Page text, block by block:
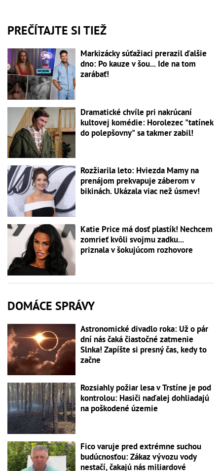
PREČÍTAJTE SI TIEŽ
Markizácky súťažiaci prerazil ďalšie
dno: Po kauze v šou... Ide na tom
zarábať!
Dramatické chvíle pri nakrúcaní
kultovej komédie: Horolezec "tatínek
do polepšovny" sa takmer zabil!
Rozžiarila leto: Hviezda Mamy na
prenájom prekvapuje záberom v
bikinách. Ukázala viac než úsmev!
Katie Price má dosť plastík! Nechcem
zomrieť kvôli svojmu zadku...
priznala v šokujúcom rozhovore
DOMÁCE SPRÁVY
Astronomické divadlo roka: Už o pár
dní nás čaká čiastočné zatmenie
Slnka! Zapíšte si presný čas, kedy to
začne
Rozsiahly požiar lesa v Trstíne je pod
kontrolou: Hasiči naďalej dohliadajú
na poškodené územie
Fico varuje pred extrémne suchou
budúcnosťou: Zákaz vývozu vody
nestačí, čakajú nás miliardové